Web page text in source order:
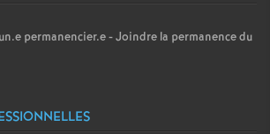
permanencier.e - Joindre la permanence du